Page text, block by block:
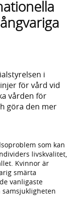
i
för vård vid
vården för
göra den mer
som kan
livskvalitet,
Kvinnor är
smärta
vanligaste